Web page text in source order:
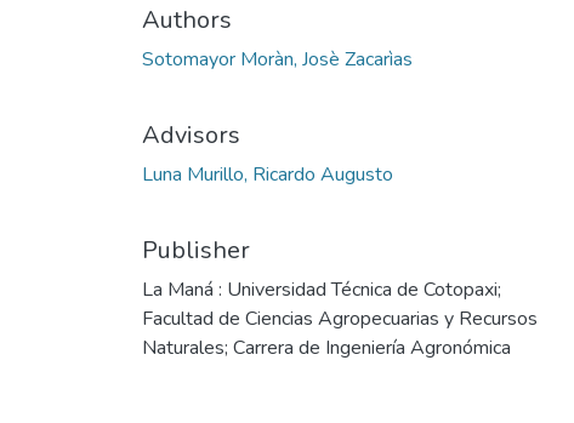
Authors
Sotomayor Moràn, Josè Zacarìas
Advisors
Luna Murillo, Ricardo Augusto
Publisher
La Maná : Universidad Técnica de Cotopaxi;
Facultad de Ciencias Agropecuarias y Recursos
Naturales; Carrera de Ingeniería Agronómica